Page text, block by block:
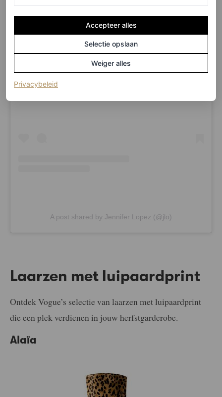
View this post on Instagram
A post shared by Jennifer Lopez (@jlo)
Laarzen met luipaardprint
Ontdek Vogue’s selectie van laarzen met luipaardprint
die een plek verdienen in jouw herfstgarderobe.
Alaïa
Accepteer alles
Selectie opslaan
Weiger alles
Privacybeleid